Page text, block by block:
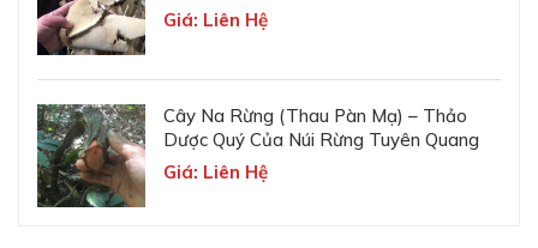
Giá: Liên Hệ
Cây Na Rừng (Thau Pàn Mạ) – Thảo
Dược Quý Của Núi Rừng Tuyên Quang
Giá: Liên Hệ